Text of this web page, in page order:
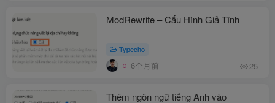
ModRewrite – Cấu Hình Giả Tĩnh
Typecho
6个月前 25
Thêm ngôn ngữ tiếng Anh vào